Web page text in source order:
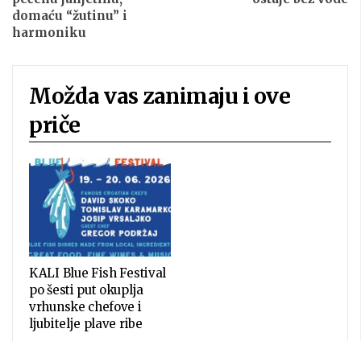
domaću “žutinu” i
harmoniku
Možda vas zanimaju i ove
priče
KALI Blue Fish Festival
po šesti put okuplja
vrhunske chefove i
ljubitelje plave ribe